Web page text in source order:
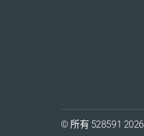
© 所有 528591 2026